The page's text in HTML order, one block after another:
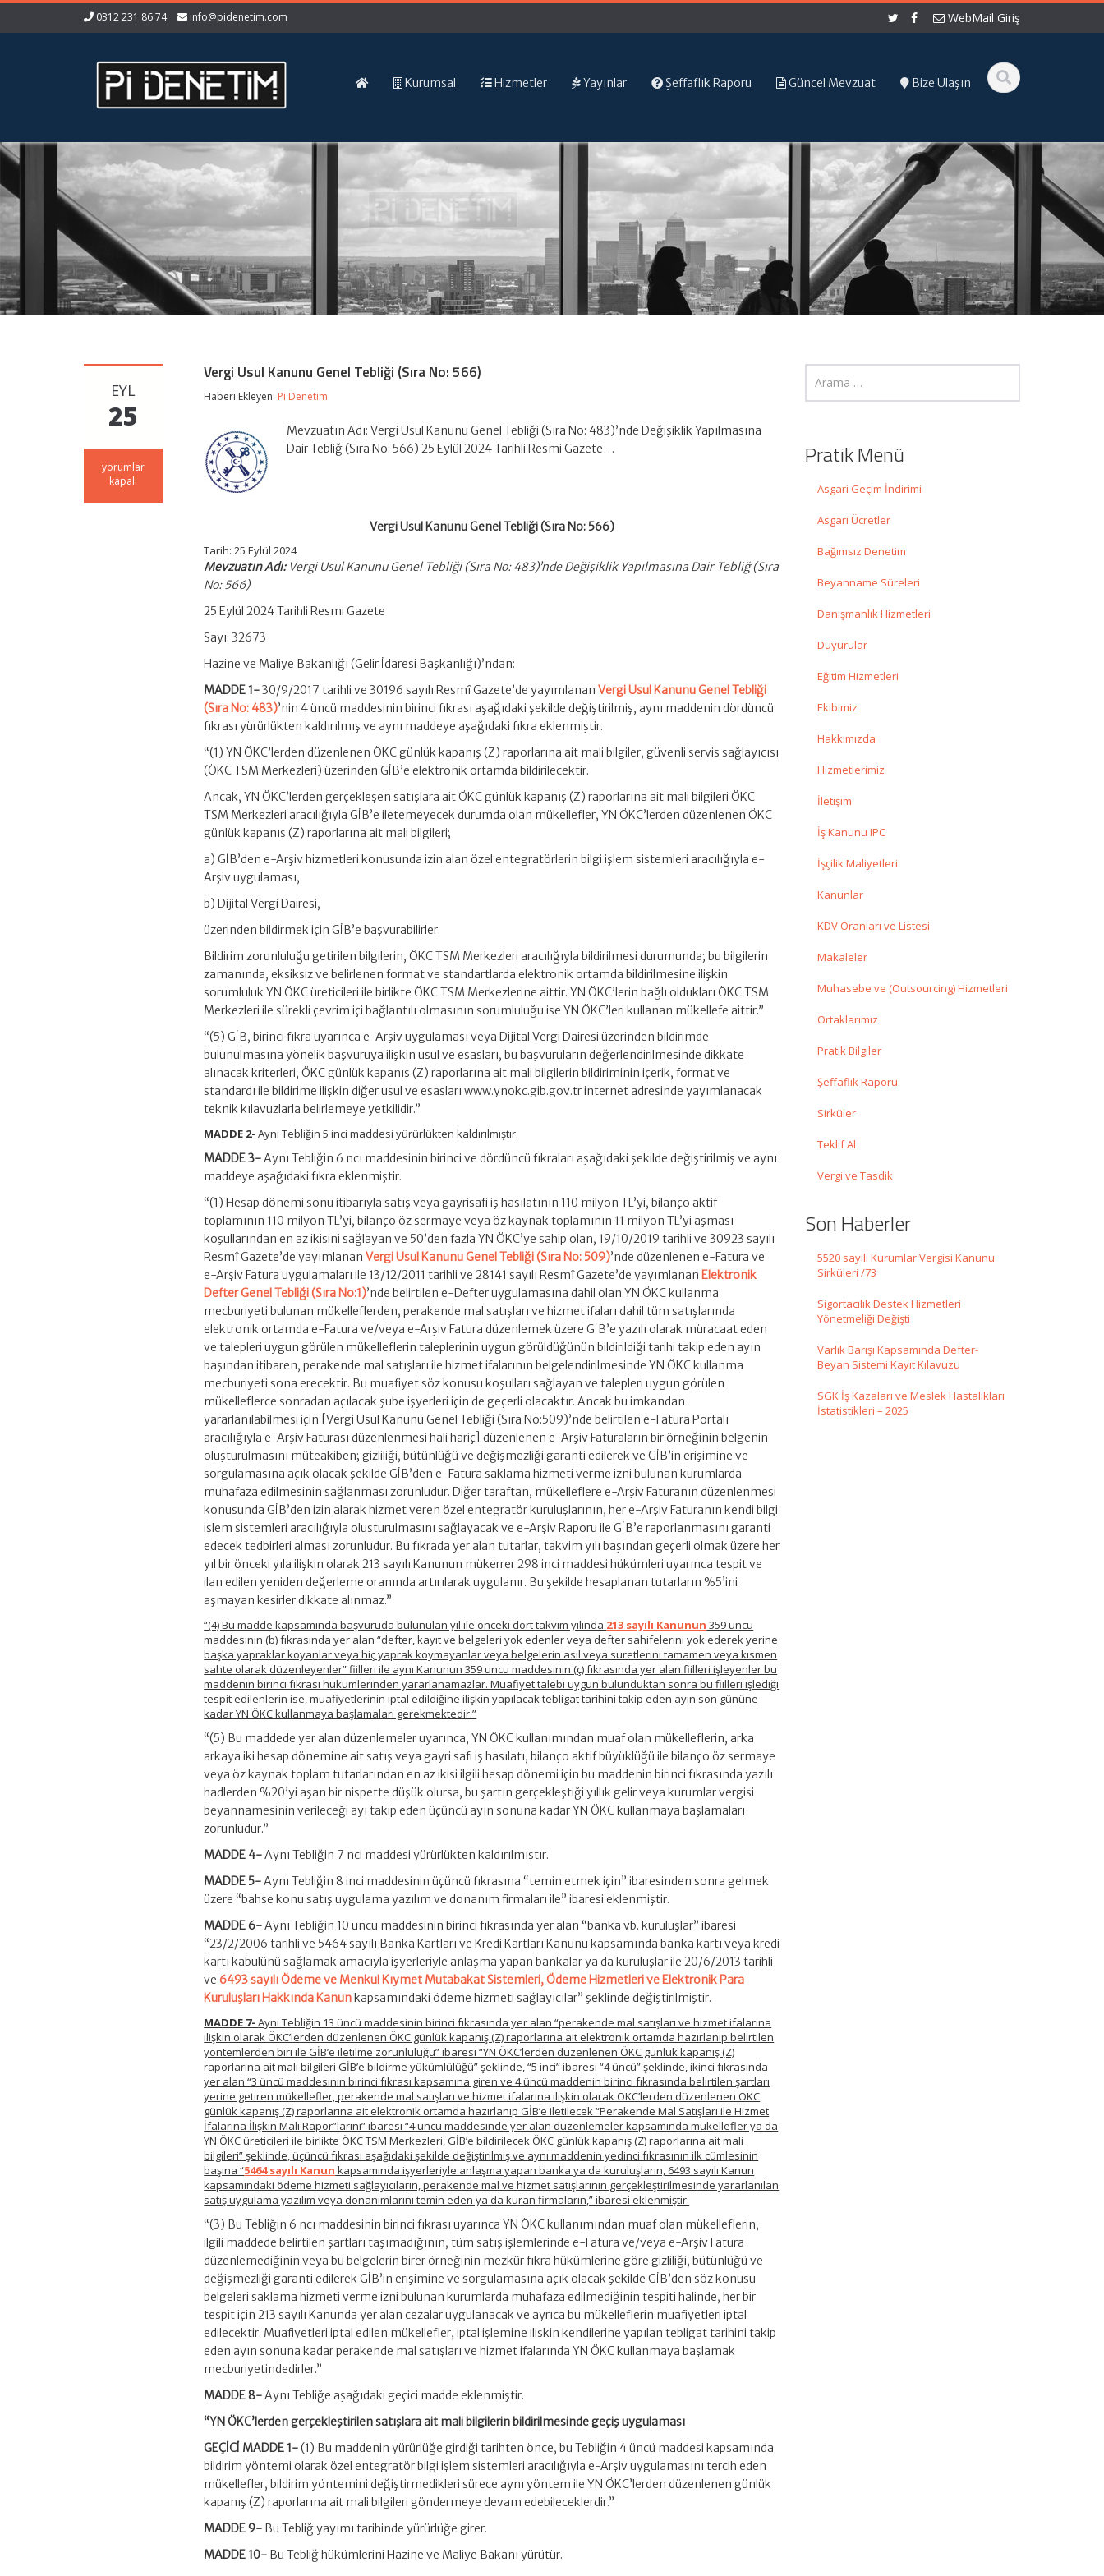
0312 231 86 74 info@pidenetim.com WebMail Giriş
Kurumsal Hizmetler Yayınlar Şeffaflık Raporu Güncel Mevzuat Bize Ulaşın
EYL
25
Vergi
Usul
yorumlar
kapalı
Vergi Usul Kanunu Genel Tebliği (Sıra No: 566)
Haberi Ekleyen: Pi Denetim
Mevzuatın Adı: Vergi Usul Kanunu Genel Tebliği (Sıra No: 483)’nde Değişiklik Yapılmasına
Dair Tebliğ (Sıra No: 566) 25 Eylül 2024 Tarihli Resmi Gazete…
Vergi Usul Kanunu Genel Tebliği (Sıra No: 566)
Tarih: 25 Eylül 2024
Mevzuatın Adı:Vergi Usul Kanunu Genel Tebliği (Sıra No: 483)’nde Değişiklik Yapılmasına Dair Tebliğ (Sıra
No: 566)
25 Eylül 2024 Tarihli Resmi Gazete
Sayı: 32673
Hazine ve Maliye Bakanlığı (Gelir İdaresi Başkanlığı)’ndan:
MADDE 1-30/9/2017 tarihli ve 30196 sayılı Resmî Gazete’de yayımlananVergi Usul Kanunu Genel Tebliği
(Sıra No: 483)’nin 4 üncü maddesinin birinci fıkrası aşağıdaki şekilde değiştirilmiş, aynı maddenin dördüncü
fıkrası yürürlükten kaldırılmış ve aynı maddeye aşağıdaki fıkra eklenmiştir.
“(1) YN ÖKC’lerden düzenlenen ÖKC günlük kapanış (Z) raporlarına ait mali bilgiler, güvenli servis sağlayıcısı
(ÖKC TSM Merkezleri) üzerinden GİB’e elektronik ortamda bildirilecektir.
Ancak, YN ÖKC’lerden gerçekleşen satışlara ait ÖKC günlük kapanış (Z) raporlarına ait mali bilgileri ÖKC
TSM Merkezleri aracılığıyla GİB’e iletemeyecek durumda olan mükellefler, YN ÖKC’lerden düzenlenen ÖKC
günlük kapanış (Z) raporlarına ait mali bilgileri;
a) GİB’den e-Arşiv hizmetleri konusunda izin alan özel entegratörlerin bilgi işlem sistemleri aracılığıyla e-
Arşiv uygulaması,
b) Dijital Vergi Dairesi,
üzerinden bildirmek için GİB’e başvurabilirler.
Bildirim zorunluluğu getirilen bilgilerin, ÖKC TSM Merkezleri aracılığıyla bildirilmesi durumunda; bu bilgilerin
zamanında, eksiksiz ve belirlenen format ve standartlarda elektronik ortamda bildirilmesine ilişkin
sorumluluk YN ÖKC üreticileri ile birlikte ÖKC TSM Merkezlerine aittir. YN ÖKC’lerin bağlı oldukları ÖKC TSM
Merkezleri ile sürekli çevrim içi bağlantılı olmasının sorumluluğu ise YN ÖKC’leri kullanan mükellefe aittir.”
“(5) GİB, birinci fıkra uyarınca e-Arşiv uygulaması veya Dijital Vergi Dairesi üzerinden bildirimde
bulunulmasına yönelik başvuruya ilişkin usul ve esasları, bu başvuruların değerlendirilmesinde dikkate
alınacak kriterleri, ÖKC günlük kapanış (Z) raporlarına ait mali bilgilerin bildiriminin içerik, format ve
standardı ile bildirime ilişkin diğer usul ve esasları www.ynokc.gib.gov.tr internet adresinde yayımlanacak
teknik kılavuzlarla belirlemeye yetkilidir.”
MADDE 2-Aynı Tebliğin 5 inci maddesi yürürlükten kaldırılmıştır.
MADDE 3-Aynı Tebliğin 6 ncı maddesinin birinci ve dördüncü fıkraları aşağıdaki şekilde değiştirilmiş ve aynı
maddeye aşağıdaki fıkra eklenmiştir.
“(1) Hesap dönemi sonu itibarıyla satış veya gayrisafi iş hasılatının 110 milyon TL’yi, bilanço aktif
toplamının 110 milyon TL’yi, bilanço öz sermaye veya öz kaynak toplamının 11 milyon TL’yi aşması
koşullarından en az ikisini sağlayan ve 50’den fazla YN ÖKC’ye sahip olan, 19/10/2019 tarihli ve 30923 sayılı
Resmî Gazete’de yayımlananVergi Usul Kanunu Genel Tebliği (Sıra No: 509)’nde düzenlenen e-Fatura ve
e-Arşiv Fatura uygulamaları ile 13/12/2011 tarihli ve 28141 sayılı Resmî Gazete’de yayımlanan Elektronik
Defter Genel Tebliği (Sıra No:1)’nde belirtilen e-Defter uygulamasına dahil olan YN ÖKC kullanma
mecburiyeti bulunan mükelleflerden, perakende mal satışları ve hizmet ifaları dahil tüm satışlarında
elektronik ortamda e-Fatura ve/veya e-Arşiv Fatura düzenlemek üzere GİB’e yazılı olarak müracaat eden
ve talepleri uygun görülen mükelleflerin taleplerinin uygun görüldüğünün bildirildiği tarihi takip eden ayın
başından itibaren, perakende mal satışları ile hizmet ifalarının belgelendirilmesinde YN ÖKC kullanma
mecburiyeti sona erecektir. Bu muafiyet söz konusu koşulları sağlayan ve talepleri uygun görülen
mükelleflerce sonradan açılacak şube işyerleri için de geçerli olacaktır. Ancak bu imkandan
yararlanılabilmesi için [Vergi Usul Kanunu Genel Tebliği (Sıra No:509)’nde belirtilen e-Fatura Portalı
aracılığıyla e-Arşiv Faturası düzenlenmesi hali hariç] düzenlenen e-Arşiv Faturaların bir örneğinin belgenin
oluşturulmasını müteakiben; gizliliği, bütünlüğü ve değişmezliği garanti edilerek ve GİB’in erişimine ve
sorgulamasına açık olacak şekilde GİB’den e-Fatura saklama hizmeti verme izni bulunan kurumlarda
muhafaza edilmesinin sağlanması zorunludur. Diğer taraftan, mükelleflere e-Arşiv Faturanın düzenlenmesi
konusunda GİB’den izin alarak hizmet veren özel entegratör kuruluşlarının, her e-Arşiv Faturanın kendi bilgi
işlem sistemleri aracılığıyla oluşturulmasını sağlayacak ve e-Arşiv Raporu ile GİB’e raporlanmasını garanti
edecek tedbirleri alması zorunludur. Bu fıkrada yer alan tutarlar, takvim yılı başından geçerli olmak üzere her
yıl bir önceki yıla ilişkin olarak 213 sayılı Kanunun mükerrer 298 inci maddesi hükümleri uyarınca tespit ve
ilan edilen yeniden değerleme oranında artırılarak uygulanır. Bu şekilde hesaplanan tutarların %5’ini
aşmayan kesirler dikkate alınmaz.”
“(4) Bu madde kapsamında başvuruda bulunulan yıl ile önceki dört takvim yılında 213 sayılı Kanunun 359 uncu
maddesinin (b) fıkrasında yer alan “defter, kayıt ve belgeleri yok edenler veya defter sahifelerini yok ederek yerine
başka yapraklar koyanlar veya hiç yaprak koymayanlar veya belgelerin asıl veya suretlerini tamamen veya kısmen
sahte olarak düzenleyenler” fiilleri ile aynı Kanunun 359 uncu maddesinin (ç) fıkrasında yer alan fiilleri işleyenler bu
maddenin birinci fıkrası hükümlerinden yararlanamazlar. Muafiyet talebi uygun bulunduktan sonra bu fiilleri işlediği
tespit edilenlerin ise, muafiyetlerinin iptal edildiğine ilişkin yapılacak tebligat tarihini takip eden ayın son gününe
kadar YN ÖKC kullanmaya başlamaları gerekmektedir.”
“(5) Bu maddede yer alan düzenlemeler uyarınca, YN ÖKC kullanımından muaf olan mükelleflerin, arka
arkaya iki hesap dönemine ait satış veya gayri safi iş hasılatı, bilanço aktif büyüklüğü ile bilanço öz sermaye
veya öz kaynak toplam tutarlarından en az ikisi ilgili hesap dönemi için bu maddenin birinci fıkrasında yazılı
hadlerden %20’yi aşan bir nispette düşük olursa, bu şartın gerçekleştiği yıllık gelir veya kurumlar vergisi
beyannamesinin verileceği ayı takip eden üçüncü ayın sonuna kadar YN ÖKC kullanmaya başlamaları
zorunludur.”
MADDE 4-Aynı Tebliğin 7 nci maddesi yürürlükten kaldırılmıştır.
MADDE 5-Aynı Tebliğin 8 inci maddesinin üçüncü fıkrasına “temin etmek için” ibaresinden sonra gelmek
üzere “bahse konu satış uygulama yazılım ve donanım firmaları ile” ibaresi eklenmiştir.
MADDE 6-Aynı Tebliğin 10 uncu maddesinin birinci fıkrasında yer alan “banka vb. kuruluşlar” ibaresi
“23/2/2006 tarihli ve 5464 sayılı Banka Kartları ve Kredi Kartları Kanunu kapsamında banka kartı veya kredi
kartı kabulünü sağlamak amacıyla işyerleriyle anlaşma yapan bankalar ya da kuruluşlar ile 20/6/2013 tarihli
ve6493 sayılı Ödeme ve Menkul Kıymet Mutabakat Sistemleri, Ödeme Hizmetleri ve Elektronik Para
Kuruluşları Hakkında Kanun kapsamındaki ödeme hizmeti sağlayıcılar” şeklinde değiştirilmiştir.
MADDE 7-Aynı Tebliğin 13 üncü maddesinin birinci fıkrasında yer alan “perakende mal satışları ve hizmet ifalarına
ilişkin olarak ÖKC’lerden düzenlenen ÖKC günlük kapanış (Z) raporlarına ait elektronik ortamda hazırlanıp belirtilen
yöntemlerden biri ile GİB’e iletilme zorunluluğu” ibaresi “YN ÖKC’lerden düzenlenen ÖKC günlük kapanış (Z)
raporlarına ait mali bilgileri GİB’e bildirme yükümlülüğü” şeklinde, “5 inci” ibaresi “4 üncü” şeklinde, ikinci fıkrasında
yer alan “3 üncü maddesinin birinci fıkrası kapsamına giren ve 4 üncü maddenin birinci fıkrasında belirtilen şartları
yerine getiren mükellefler, perakende mal satışları ve hizmet ifalarına ilişkin olarak ÖKC’lerden düzenlenen ÖKC
günlük kapanış (Z) raporlarına ait elektronik ortamda hazırlanıp GİB’e iletilecek “Perakende Mal Satışları ile Hizmet
İfalarına İlişkin Mali Rapor”larını” ibaresi “4 üncü maddesinde yer alan düzenlemeler kapsamında mükellefler ya da
YN ÖKC üreticileri ile birlikte ÖKC TSM Merkezleri, GİB’e bildirilecek ÖKC günlük kapanış (Z) raporlarına ait mali
bilgileri” şeklinde, üçüncü fıkrası aşağıdaki şekilde değiştirilmiş ve aynı maddenin yedinci fıkrasının ilk cümlesinin
başına “5464 sayılı Kanun kapsamında işyerleriyle anlaşma yapan banka ya da kuruluşların, 6493 sayılı Kanun
kapsamındaki ödeme hizmeti sağlayıcıların, perakende mal ve hizmet satışlarının gerçekleştirilmesinde yararlanılan
satış uygulama yazılım veya donanımlarını temin eden ya da kuran firmaların,” ibaresi eklenmiştir.
“(3) Bu Tebliğin 6 ncı maddesinin birinci fıkrası uyarınca YN ÖKC kullanımından muaf olan mükelleflerin,
ilgili maddede belirtilen şartları taşımadığının, tüm satış işlemlerinde e-Fatura ve/veya e-Arşiv Fatura
düzenlemediğinin veya bu belgelerin birer örneğinin mezkûr fıkra hükümlerine göre gizliliği, bütünlüğü ve
değişmezliği garanti edilerek GİB’in erişimine ve sorgulamasına açık olacak şekilde GİB’den söz konusu
belgeleri saklama hizmeti verme izni bulunan kurumlarda muhafaza edilmediğinin tespiti halinde, her bir
tespit için 213 sayılı Kanunda yer alan cezalar uygulanacak ve ayrıca bu mükelleflerin muafiyetleri iptal
edilecektir. Muafiyetleri iptal edilen mükellefler, iptal işlemine ilişkin kendilerine yapılan tebligat tarihini takip
eden ayın sonuna kadar perakende mal satışları ve hizmet ifalarında YN ÖKC kullanmaya başlamak
mecburiyetindedirler.”
MADDE 8-Aynı Tebliğe aşağıdaki geçici madde eklenmiştir.
“YN ÖKC’lerden gerçekleştirilen satışlara ait mali bilgilerin bildirilmesinde geçiş uygulaması
GEÇİCİ MADDE 1-(1) Bu maddenin yürürlüğe girdiği tarihten önce, bu Tebliğin 4 üncü maddesi kapsamında
bildirim yöntemi olarak özel entegratör bilgi işlem sistemleri aracılığıyla e-Arşiv uygulamasını tercih eden
mükellefler, bildirim yöntemini değiştirmedikleri sürece aynı yöntem ile YN ÖKC’lerden düzenlenen günlük
kapanış (Z) raporlarına ait mali bilgileri göndermeye devam edebileceklerdir.”
MADDE 9- Bu Tebliğ yayımı tarihinde yürürlüğe girer.
MADDE 10- Bu Tebliğ hükümlerini Hazine ve Maliye Bakanı yürütür.
Pratik Menü
Asgari Geçim İndirimi
Asgari Ücretler
Bağımsız Denetim
Beyanname Süreleri
Danışmanlık Hizmetleri
Duyurular
Eğitim Hizmetleri
Ekibimiz
Hakkımızda
Hizmetlerimiz
İletişim
İş Kanunu IPC
İşçilik Maliyetleri
Kanunlar
KDV Oranları ve Listesi
Makaleler
Muhasebe ve (Outsourcing) Hizmetleri
Ortaklarımız
Pratik Bilgiler
Şeffaflık Raporu
Sirküler
Teklif Al
Vergi ve Tasdik
Son Haberler
5520 sayılı Kurumlar Vergisi Kanunu
Sirküleri /73
Sigortacılık Destek Hizmetleri
Yönetmeliği Değişti
Varlık Barışı Kapsamında Defter-
Beyan Sistemi Kayıt Kılavuzu
SGK İş Kazaları ve Meslek Hastalıkları
İstatistikleri – 2025